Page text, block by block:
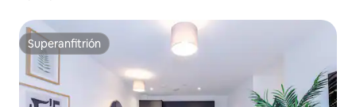
Superanfitrión
Superanfitrión